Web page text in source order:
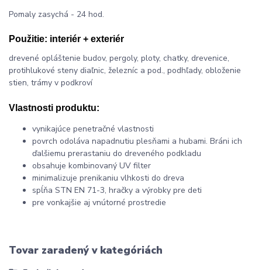
Pomaly zasychá - 24 hod.
Použitie: interiér + exteriér
drevené opláštenie budov, pergoly, ploty, chatky, drevenice,
protihlukové steny diaľnic, železníc a pod., podhľady, obloženie
stien, trámy v podkroví
Vlastnosti produktu:
vynikajúce penetračné vlastnosti
povrch odoláva napadnutiu plesňami a hubami. Bráni ich
ďalšiemu prerastaniu do dreveného podkladu
obsahuje kombinovaný UV filter
minimalizuje prenikaniu vlhkosti do dreva
spĺňa STN EN 71-3, hračky a výrobky pre deti
pre vonkajšie aj vnútorné prostredie
Tovar zaradený v kategóriách